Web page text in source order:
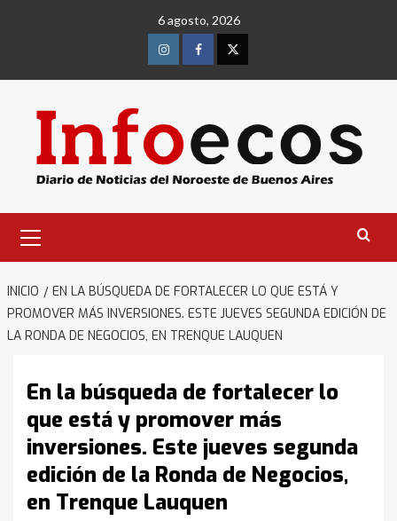
6 agosto, 2026
InstagramFacebookTwitter
primario
INICIO
EN LA BÚSQUEDA DE FORTALECER LO QUE ESTÁ Y
PROMOVER MÁS INVERSIONES. ESTE JUEVES SEGUNDA EDICIÓN DE
LA RONDA DE NEGOCIOS, EN TRENQUE LAUQUEN
En la búsqueda de fortalecer lo
que está y promover más
inversiones. Este jueves segunda
edición de la Ronda de Negocios,
en Trenque Lauquen